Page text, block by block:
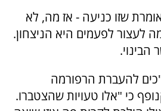
שזו כניעה - אז מה, לא
לעצור לפעמים היא הניצחון.
מדוע אין 61 ח"כים להעברת הרפורמה
כי "אלו טעויות שהצטברו.